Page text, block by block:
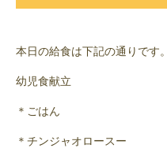
本日の給食は下記の通りです。
幼児食献立
＊ごはん
＊チンジャオロースー